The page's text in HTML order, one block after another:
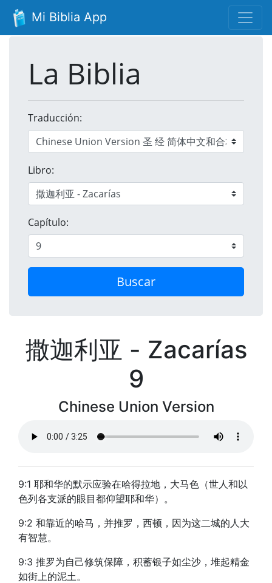
Mi Biblia App
La Biblia
Traducción:
Libro:
Capítulo:
Buscar
撒迦利亚 - Zacarías
9
Chinese Union Version
9:1 耶和华的默示应验在哈得拉地，大马色（世人和以
色列各支派的眼目都仰望耶和华）。
9:2 和靠近的哈马，并推罗，西顿，因为这二城的人大
有智慧。
9:3 推罗为自己修筑保障，积蓄银子如尘沙，堆起精金
如街上的泥土。